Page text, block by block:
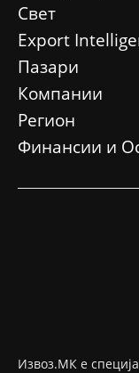
Свет
Еxport
Пазари
Компании
Регион
Финансии и
Извоз.МК е